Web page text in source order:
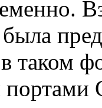
таком
портами